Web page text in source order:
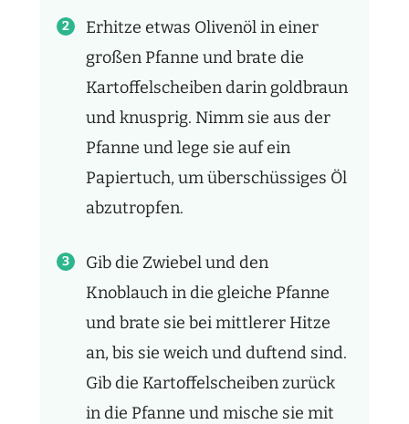
Erhitze etwas Olivenöl in einer
großen Pfanne und brate die
Kartoffelscheiben darin goldbraun
und knusprig. Nimm sie aus der
Pfanne und lege sie auf ein
Papiertuch, um überschüssiges Öl
abzutropfen.
Gib die Zwiebel und den
Knoblauch in die gleiche Pfanne
und brate sie bei mittlerer Hitze
an, bis sie weich und duftend sind.
Gib die Kartoffelscheiben zurück
in die Pfanne und mische sie mit